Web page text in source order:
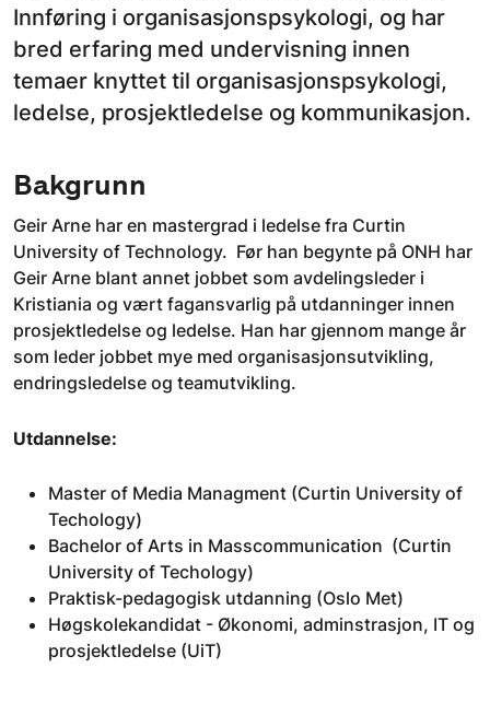
Innføring i organisasjonspsykologi, og har
bred erfaring med undervisning innen
temaer knyttet til organisasjonspsykologi,
ledelse, prosjektledelse og kommunikasjon.
Bakgrunn
Geir Arne har en mastergrad i ledelse fra Curtin
University of Technology. Før han begynte på ONH har
Geir Arne blant annet jobbet som avdelingsleder i
Kristiania og vært fagansvarlig på utdanninger innen
prosjektledelse og ledelse. Han har gjennom mange år
som leder jobbet mye med organisasjonsutvikling,
endringsledelse og teamutvikling.
Utdannelse:
Master of Media Managment (Curtin University of
Techology)
Bachelor of Arts in Masscommunication (Curtin
University of Techology)
Praktisk-pedagogisk utdanning (Oslo Met)
Høgskolekandidat - Økonomi, adminstrasjon, IT og
prosjektledelse (UiT)